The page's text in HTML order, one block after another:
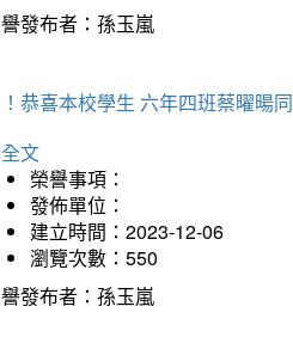
發布者：孫玉嵐
恭喜本校學生 六年四班蔡曜暘
文
榮譽事項：
發佈單位：
建立時間：2023-12-06
瀏覽次數：550
發布者：孫玉嵐